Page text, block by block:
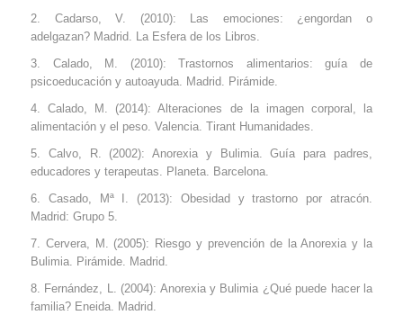
Cadarso, V. (2010): Las emociones: ¿engordan o
adelgazan? Madrid. La Esfera de los Libros.
Calado, M. (2010): Trastornos alimentarios: guía de
psicoeducación y autoayuda. Madrid. Pirámide.
Calado, M. (2014): Alteraciones de la imagen corporal, la
alimentación y el peso. Valencia. Tirant Humanidades.
Calvo, R. (2002): Anorexia y Bulimia. Guía para padres,
educadores y terapeutas. Planeta. Barcelona.
Casado, Mª I. (2013): Obesidad y trastorno por atracón.
Madrid: Grupo 5.
Cervera, M. (2005): Riesgo y prevención de la Anorexia y la
Bulimia. Pirámide. Madrid.
Fernández, L. (2004): Anorexia y Bulimia ¿Qué puede hacer la
familia? Eneida. Madrid.